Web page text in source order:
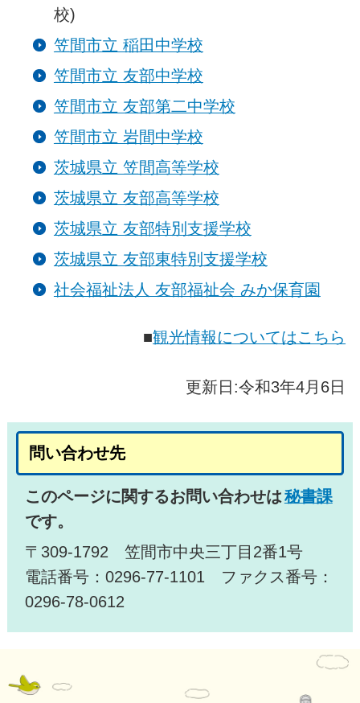
校)
笠間市立 稲田中学校
笠間市立 友部中学校
笠間市立 友部第二中学校
笠間市立 岩間中学校
茨城県立 笠間高等学校
茨城県立 友部高等学校
茨城県立 友部特別支援学校
茨城県立 友部東特別支援学校
社会福祉法人 友部福祉会 みか保育園
■観光情報についてはこちら
更新日:令和3年4月6日
問い合わせ先
このページに関するお問い合わせは秘書課
です。
〒309-1792 笠間市中央三丁目2番1号
電話番号：0296-77-1101 ファクス番号：
0296-78-0612